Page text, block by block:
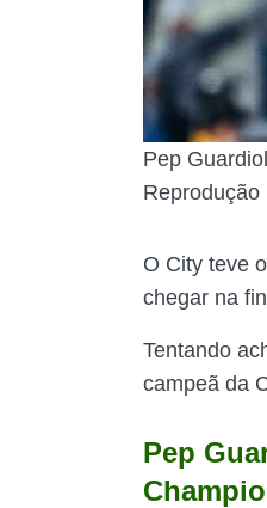
Pep
Reprodução
O City teve
chegar na
Tentando
campeã da
Pep